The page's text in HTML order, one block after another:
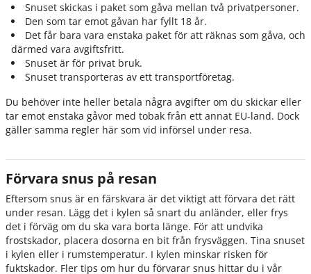
Snuset skickas i paket som gåva mellan två privatpersoner.
Den som tar emot gåvan har fyllt 18 år.
Det får bara vara enstaka paket för att räknas som gåva, och
därmed vara avgiftsfritt.
Snuset är för privat bruk.
Snuset transporteras av ett transportföretag.
Du behöver inte heller betala några avgifter om du skickar eller
tar emot enstaka gåvor med tobak från ett annat EU-land. Dock
gäller samma regler här som vid införsel under resa.
Förvara snus på resan
Eftersom snus är en färskvara är det viktigt att förvara det rätt
under resan. Lägg det i kylen så snart du anländer, eller frys
det i förväg om du ska vara borta länge. För att undvika
frostskador, placera dosorna en bit från frysväggen. Tina snuset
i kylen eller i rumstemperatur. I kylen minskar risken för
fuktskador. Fler tips om hur du förvarar snus hittar du i vår